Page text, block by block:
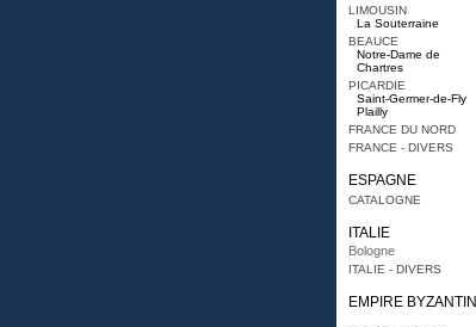
LIMOUSIN
La Souterraine
BEAUCE
Notre-Dame de
Chartres
PICARDIE
Saint-Germer-de-Fly
Plailly
FRANCE DU NORD
FRANCE - DIVERS
ESPAGNE
CATALOGNE
ITALIE
Bologne
ITALIE - DIVERS
EMPIRE BYZANTIN